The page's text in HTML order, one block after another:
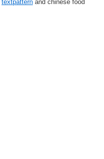
textpattern and chinese food